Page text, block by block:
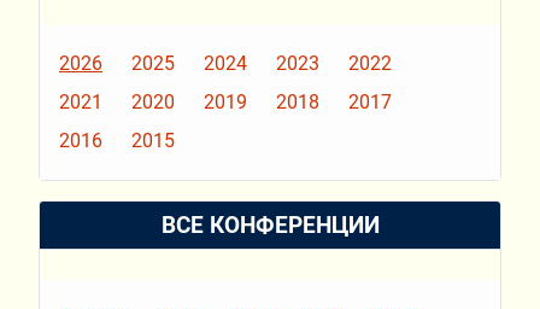
2026 2025 2024 2023
2022
2021
2020 2019 2018
2017
2016
2015
ВСЕ КОНФЕРЕНЦИИ